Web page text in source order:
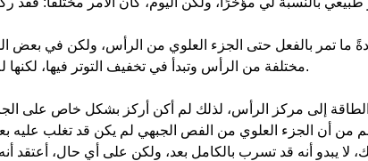
ما تمر بالفعل حتى الجزء العلوي من الرأس، ولكن في بعض
مختلفة من الرأس وتبدأ في تخفيف التوتر فيها، لكنها لم تصل بعد إلى الجزء العلوي من الرأس.
الطاقة إلى مركز الرأس، لذلك لم أكن أركز بشكل خاص على
من أن الجزء العلوي من الفص الجبهي لم يكن قد تغلب عليه بعد،